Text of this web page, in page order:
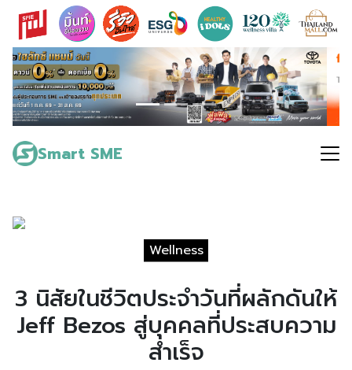
Skip
content
Smart SME
Search
for:
Wellness
3 นิสัยในชีวิตประจำวันที่ผลักดันให้
Jeff Bezos สู่บุคคลที่ประสบความ
สำเร็จ